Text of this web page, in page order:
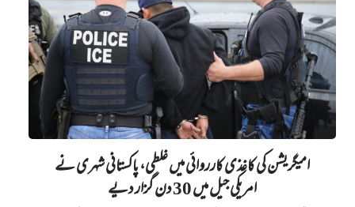
امیگریشن کی کاغذی کارروائی میں‌ غلطی، پاکستانی شہری نے
امریکی جیل میں‌ 30 دن گزار دیے